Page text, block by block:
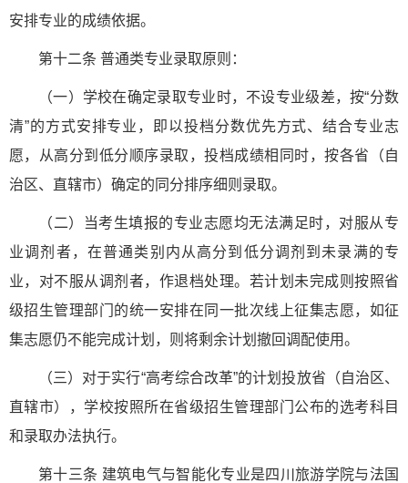
安排专业的成绩依据。
第十二条 普通类专业录取原则：
（一）学校在确定录取专业时，不设专业级差，按“分数
清”的方式安排专业，即以投档分数优先方式、结合专业志
愿，从高分到低分顺序录取，投档成绩相同时，按各省（自
治区、直辖市）确定的同分排序细则录取。
（二）当考生填报的专业志愿均无法满足时，对服从专
业调剂者，在普通类别内从高分到低分调剂到未录满的专
业，对不服从调剂者，作退档处理。若计划未完成则按照省
级招生管理部门的统一安排在同一批次线上征集志愿，如征
集志愿仍不能完成计划，则将剩余计划撤回调配使用。
（三）对于实行“高考综合改革”的计划投放省（自治区、
直辖市），学校按照所在省级招生管理部门公布的选考科目
和录取办法执行。
第十三条 建筑电气与智能化专业是四川旅游学院与法国